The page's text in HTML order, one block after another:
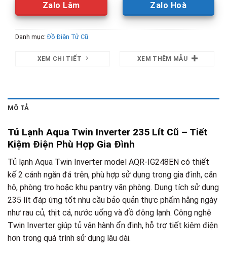
Zalo Lâm Zalo Hoà
Danh mục:Đồ Điện Tử Cũ
XEM CHI TIẾT XEM THÊM MẪU
MÔ TẢ
Tủ Lạnh Aqua Twin Inverter 235 Lít Cũ – Tiết
Kiệm Điện Phù Hợp Gia Đình
Tủ lạnh Aqua Twin Inverter model AQR-IG248EN có thiết
kế 2 cánh ngăn đá trên, phù hợp sử dụng trong gia đình, căn
hộ, phòng trọ hoặc khu pantry văn phòng. Dung tích sử dụng
235 lít đáp ứng tốt nhu cầu bảo quản thực phẩm hằng ngày
như rau củ, thịt cá, nước uống và đồ đông lạnh. Công nghệ
Twin Inverter giúp tủ vận hành ổn định, hỗ trợ tiết kiệm điện
hơn trong quá trình sử dụng lâu dài.